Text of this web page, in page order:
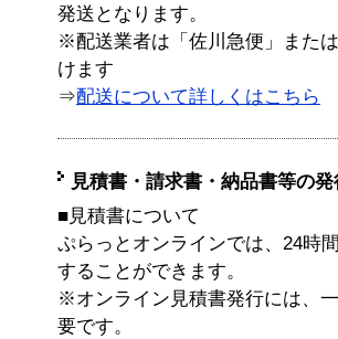
発送となります。
※配送業者は「佐川急便」また
けます
⇒配送について詳しくはこちら
見積書・請求書・納品書等の
■見積書について
ぷらっとオンラインでは、24時
することができます。
※オンライン見積書発行には、
要です。